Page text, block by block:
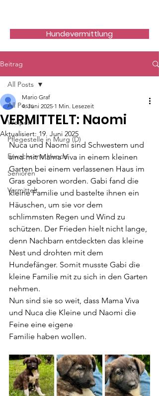
Hundevermittlung
Beitrag
All Posts
Welpen
Pflegestelle in Murg (D)
Erwachsene Hunde
Senioren
Vermittelt
All Posts
VERMITTELT: Naomi
Mario Graf
4. Juni 2025 1 Min. Lesezeit
Aktualisiert: 19. Juni 2025
Nuca und Naomi sind Schwestern und
sind mit Mama Viva in einem kleinen
Garten bei einem verlassenen Haus im
Gras geboren worden. Gabi fand die
kleine Familie und bastelte ihnen ein
Häuschen, um sie vor dem
schlimmsten Regen und Wind zu
schützen. Der Frieden hielt nicht lange,
denn Nachbarn entdeckten das kleine
Nest und drohten mit dem
Hundefänger. Somit musste Gabi die
kleine Familie mit zu sich in den Garten
nehmen.
Nun sind sie so weit, dass Mama Viva
und Nuca die Kleine und Naomi die
Feine eine eigene
Familie haben wollen.